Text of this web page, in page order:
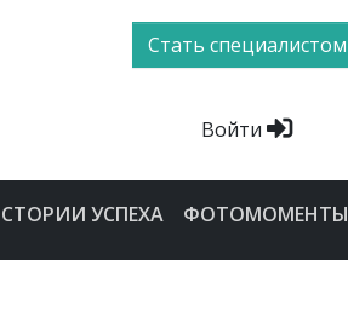
Стать специалистом
Войти
УСПЕХА ФОТОМОМЕНТЫ